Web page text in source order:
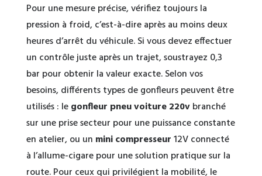
Pour une mesure précise, vérifiez toujours la
pression à froid, c’est-à-dire après au moins deux
heures d’arrêt du véhicule. Si vous devez effectuer
un contrôle juste après un trajet, soustrayez 0,3
bar pour obtenir la valeur exacte. Selon vos
besoins, différents types de gonfleurs peuvent être
utilisés : legonfleur pneu voiture 220vbranché
sur une prise secteur pour une puissance constante
en atelier, ou un mini compresseur12V connecté
à l’allume-cigare pour une solution pratique sur la
route. Pour ceux qui privilégient la mobilité, le